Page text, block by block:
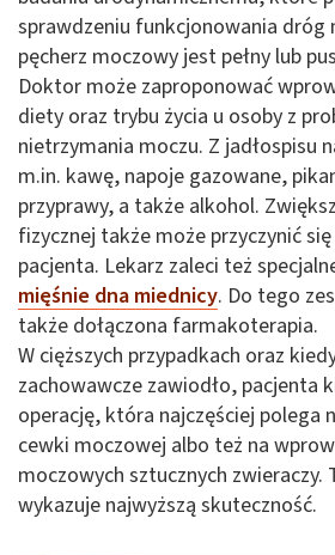
sprawdzeniu funkcjonowania dróg
pęcherz moczowy jest pełny lub
Doktor może zaproponować
diety oraz trybu życia u osoby z
nietrzymania moczu. Z jadłospisu
m.in. kawę, napoje gazowane,
przyprawy, a także alkohol.
fizycznej także może przyczynić
pacjenta. Lekarz zaleci też
mięśnie dna miednicy. Do tego
także dołączona farmakoterapia.
W cięższych przypadkach oraz
zachowawcze zawiodło, pacjenta
operację, która najczęściej polega
cewki moczowej albo też na
moczowych sztucznych zwieraczy.
wykazuje najwyższą skuteczność.